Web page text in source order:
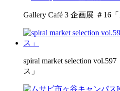
Gallery Café 3 企画展 ＃16
spiral market selection
ス」